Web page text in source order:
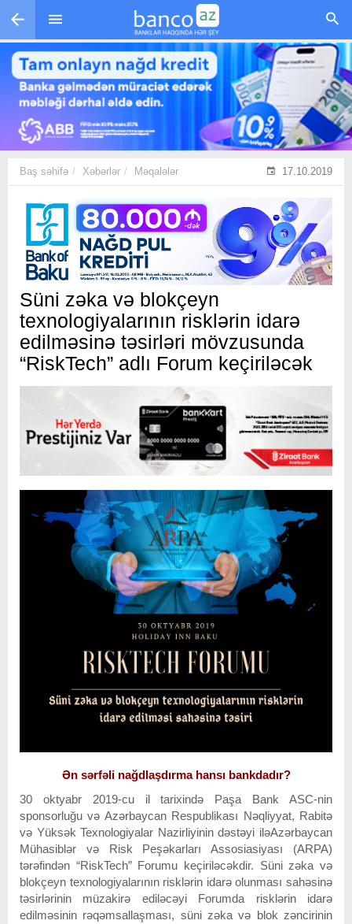
Skip to main content
Baş səhifə Xəbərlər Məqalələr 17.10.2019
Süni zəka və blokçeyn
texnologiyalarının risklərin idarə
edilməsinə təsirləri mövzusunda
“RiskTech” adlı Forum keçiriləcək
Ən sərfəli nağdlaşdırma hansı bankdadır?
30 oktyabr 2019-cu il tarixində Paşa Bank ASC-nin
sponsorluğu və Azərbaycan Respublikası Nəqliyyat, Rabitə
və Yüksək Texnologiyalar Nazirliyinin dəstəyi iləAzərbaycan
Mühasiblər və Risk Peşəkarları Assosiasiyası (ARPA)
tərəfindən “RiskTech” Forumu keçiriləcəkdir. Süni zəka və
blokçeyn texnologiyalarının risklərin idarə olunması sahəsinə
təsirlərinin müzakirə ediləcəyi Forumda risklərin idarə
edilməsinin rəqəmsallaşması, süni zəka və blok zəncirinin